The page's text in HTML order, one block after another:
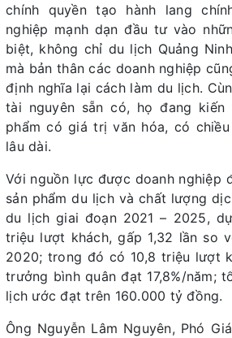
chính quyền tạo hành lang
nghiệp mạnh dạn đầu tư vào
biệt, không chỉ du lịch Quảng
mà bản thân các doanh nghiệp
định nghĩa lại cách làm du lịch.
tài nguyên sẵn có, họ đang kiến
phẩm có giá trị văn hóa, có
lâu dài.
Với nguồn lực được doanh nghiệp
sản phẩm du lịch và chất lượng
du lịch giai đoạn 2021 – 2025,
triệu lượt khách, gấp 1,32 lần so
2020; trong đó có 10,8 triệu lượt
trưởng bình quân đạt 17,8%/năm;
lịch ước đạt trên 160.000 tỷ đồng.
Ông Nguyễn Lâm Nguyên, Phó